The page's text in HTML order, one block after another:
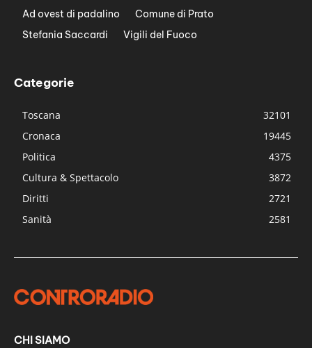
Ad ovest di padalino
Comune di Prato
Stefania Saccardi
Vigili del Fuoco
Categorie
Toscana
32101
Cronaca
19445
Politica
4375
Cultura & Spettacolo
3872
Diritti
2721
Sanità
2581
CHI SIAMO